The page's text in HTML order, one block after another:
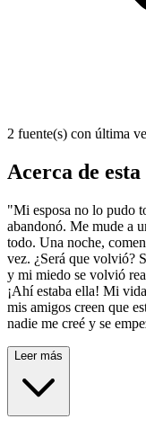
2 fuente(s) con última
Acerca de
"Mi esposa no lo pudo
abandonó. Me mude a
todo. Una noche,
vez. ¿Será que volvió?
y mi miedo se volvió
¡Ahí estaba ella! Mi
mis amigos creen que
nadie me creé y se
Leer más